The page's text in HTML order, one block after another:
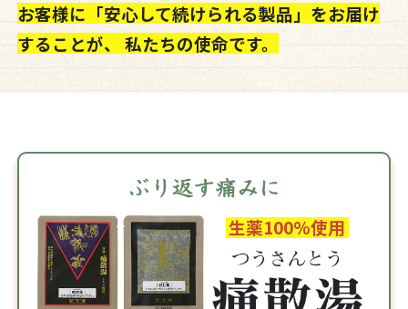
お客様に「安心して続けられる製品」をお届け
することが、 私たちの使命です。
生薬100%使用